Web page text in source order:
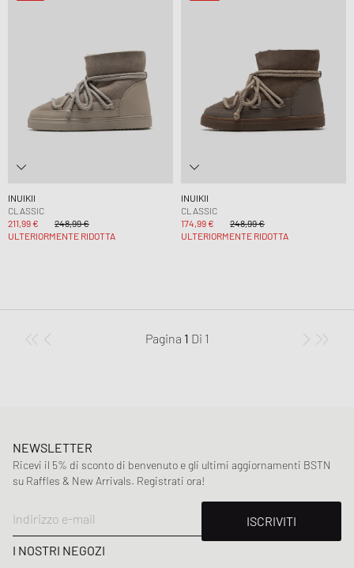
INUIKII
CLASSIC
211,99 €
248,99 €
ULTERIORMENTE RIDOTTA
INUIKII
CLASSIC
174,99 €
248,99 €
ULTERIORMENTE RIDOTTA
Pagina 1 Di 1
NEWSLETTER
Ricevi il 5% di sconto di benvenuto e gli ultimi aggiornamenti BSTN
su Raffles & New Arrivals. Registrati ora!
Indirizzo e-mail
ISCRIVITI
I NOSTRI NEGOZI